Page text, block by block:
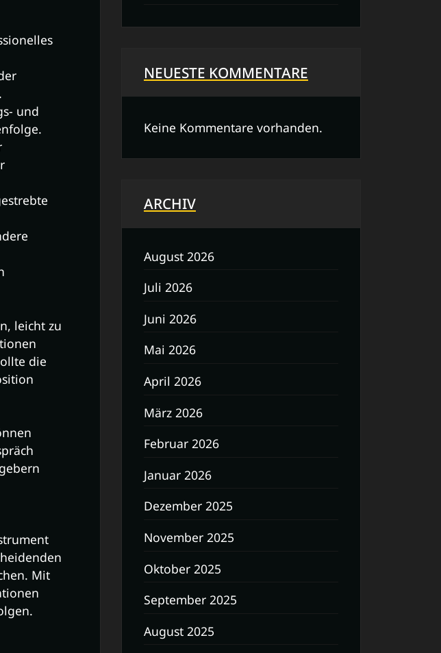
und
leicht zu
die
Mit
NEUESTE KOMMENTARE
Keine Kommentare vorhanden.
ARCHIV
August 2026
Juli 2026
Juni 2026
Mai 2026
April 2026
März 2026
Februar 2026
Januar 2026
Dezember 2025
November 2025
Oktober 2025
September 2025
August 2025